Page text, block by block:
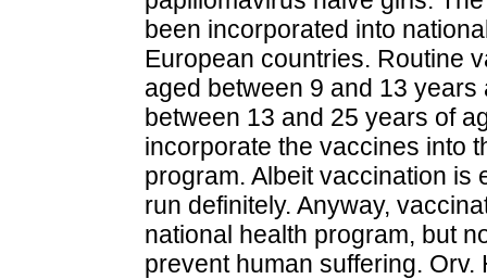
been incorporated into
European countries. Routine
aged between 9 and 13
between 13 and 25 years of
incorporate the vaccines into
program. Albeit vaccination is
run definitely. Anyway,
national health program, but
prevent human suffering.